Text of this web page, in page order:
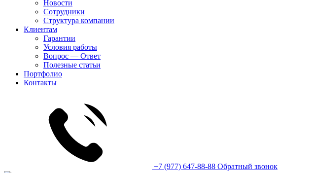
Новости
Сотрудники
Структура компании
Клиентам
Гарантии
Условия работы
Вопрос — Ответ
Полезные статьи
Портфолио
Контакты
+7 (977) 647-88-88 Обратный звонок